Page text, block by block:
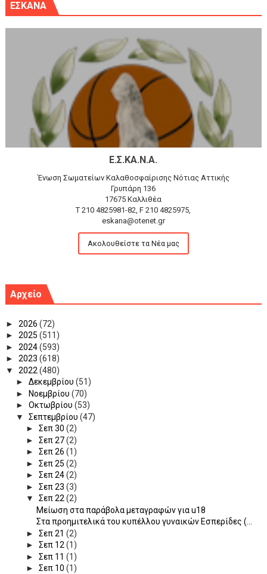
ΕΣΚΑΝΑ
Ε.Σ.ΚΑ.Ν.Α.
Ένωση Σωματείων Καλαθοσφαίρισης Νότιας Αττικής
Γρυπάρη 136
17675 Καλλιθέα
T 210 4825981-82, F 210 4825975,
eskana@otenet.gr
Ακολουθείστε τα Νέα μας
Αρχείο
► 2026 (72)
► 2025 (511)
► 2024(593)
► 2023 (618)
▼ 2022 (480)
► Δεκεμβρίου (51)
►
Νοεμβρίου (70)
► Οκτωβρίου (53)
▼ Σεπτεμβρίου (47)
► Σεπ 30 (2)
► Σεπ 27(2)
► Σεπ 26 (1)
► Σεπ 25 (2)
► Σεπ 24(2)
► Σεπ 23 (3)
▼ Σεπ 22(2)
Μείωση στα παράβολα μεταγραφών για u18
Στα προημιτελικά του κυπέλλου γυναικών Εσπερίδες (...
► Σεπ 21 (2)
► Σεπ 12(1)
► Σεπ 11 (1)
► Σεπ 10 (1)